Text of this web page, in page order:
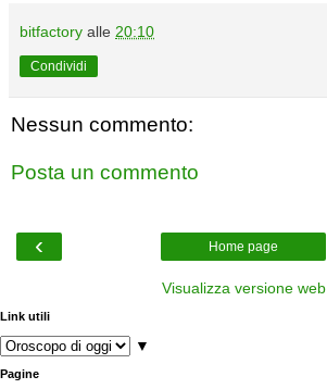
bitfactory alle 20:10
Condividi
Nessun commento:
Posta un commento
‹ Home page
Visualizza versione web
Link utili
▼
Pagine